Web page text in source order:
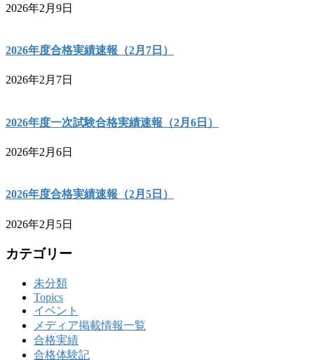
2026年2月9日
2026年度合格実績速報（2月7日）
2026年2月7日
2026年度一次試験合格実績速報（2月6日）
2026年2月6日
2026年度合格実績速報（2月5日）
2026年2月5日
カテゴリー
未分類
Topics
イベント
メディア掲載情報一覧
合格実績
合格体験記